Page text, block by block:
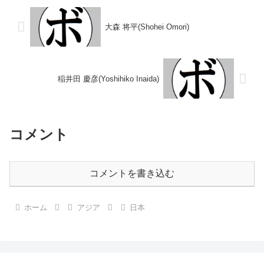
ライト級新人王2回戦2026/0...
大森 将平(Shohei Omori)
稲井田 慶彦(Yoshihiko Inaida)
コメント
コメントを書き込む
ホーム アジア 日本